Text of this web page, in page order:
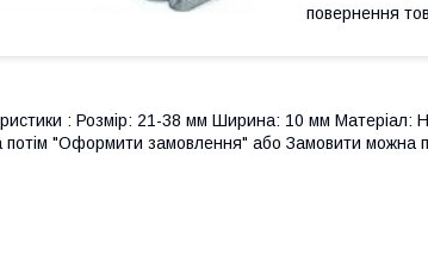
повернення
: Розмір: 21-38 мм Ширина: 10 мм Матеріал:
потім "Оформити замовлення" або Замовити